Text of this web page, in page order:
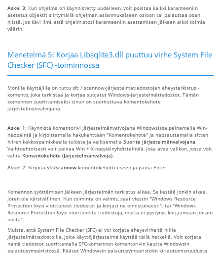
Askel 3: Kun ohjelma on käynnistetty uudelleen, voit poistaa kaikki karanteeniin
asetetut objektit siirtymällä ohjelman asianmukaiseen osioon tai palauttaa osan
niistä, jos kävi ilmi, että ohjelmistosi karanteeniin asettamisen jälkeen alkoi toimia
väärin.
Menetelmä 5: Korjaa Libsqlite3.dll puuttuu virhe System File
Checker (SFC) -toiminnossa
Monille käyttäjille on tuttu sfc / scannow-järjestelmätiedostojen eheystarkistus -
komento, joka tarkistaa ja korjaa suojatut Windows-järjestelmätiedostot. Tämän
komennon suorittamiseksi sinun on suoritettava komentokehote
järjestelmänvalvojana.
Askel 1: Käynnistä komentorivi järjestelmänvalvojana Windowsissa painamalla Win-
näppäintä ja kirjoittamalla hakukenttään "Komentokehote" ja napsauttamalla sitten
hiiren kakkospainikkeella tulosta ja valitsemalla Suorita järjestelmänvalvojana.
Vaihtoehtoisesti voit painaa Win + X-näppäinyhdistelmää, joka avaa valikon, jossa voit
valita Komentokehote (Järjestelmänvalvoja).
Askel 2: Kirjoita sfc/scannow komentokehotteeseen ja paina Enter.
Komennon syöttämisen jälkeen järjestelmän tarkistus alkaa. Se kestää jonkin aikaa,
joten ole kärsivällinen. Kun toiminta on valmis, saat viestin "Windows Resource
Protection löysi vioittuneet tiedostot ja korjasi ne onnistuneesti". tai "Windows
Resource Protection löysi vioittuneita tiedostoja, mutta ei pystynyt korjaamaan joitain
niistä".
Muista, että System File Checker (SFC) ei voi korjata eheysvirheitä niille
järjestelmätiedostoille, joita käyttöjärjestelmä käyttää tällä hetkellä. Voit korjata
nämä tiedostot suorittamalla SFC-komennon komentorivin kautta Windowsin
palautusympäristössä. Pääset Windowsin palautusympäristöön kirjautumisruudusta